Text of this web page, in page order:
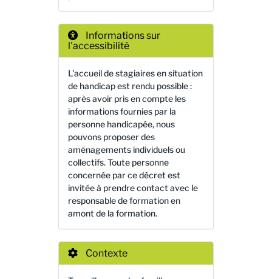
Informations sur
l'accessibilité
L'accueil de stagiaires en situation
de handicap est rendu possible :
après avoir pris en compte les
informations fournies par la
personne handicapée, nous
pouvons proposer des
aménagements individuels ou
collectifs. Toute personne
concernée par ce décret est
invitée à prendre contact avec le
responsable de formation en
amont de la formation.
Contexte